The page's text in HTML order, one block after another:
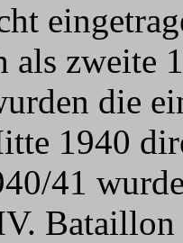
als zweite
die
1940
41
Bataillon